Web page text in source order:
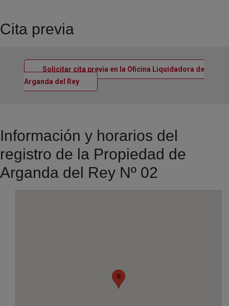
Cita previa
Solicitar cita previa en la Oficina Liquidadora de
Arganda del ReyVentana nueva
Información y horarios del
registro de la Propiedad de
Arganda del Rey Nº 02